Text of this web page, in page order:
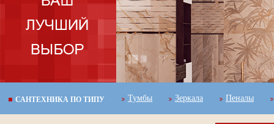
САНТЕХНИКА ПО ТИПУ Тумбы Зеркала Пеналы